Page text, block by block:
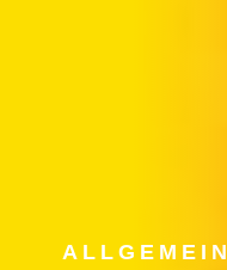
ALLGEMEIN